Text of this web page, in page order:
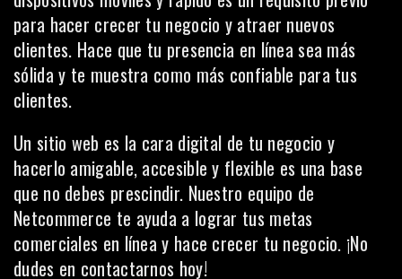
para hacer crecer tu negocio y atraer nuevos
clientes. Hace que tu presencia en línea sea más
sólida y te muestra como más confiable para tus
clientes.
Un sitio web es la cara digital de tu negocio y
hacerlo amigable, accesible y flexible es una base
que no debes prescindir. Nuestro equipo de
Netcommerce te ayuda a lograr tus metas
comerciales en línea y hace crecer tu negocio. ¡No
dudes en contactarnos hoy!